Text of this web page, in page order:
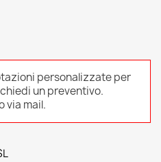
personalizzate per
un preventivo.
via mail.